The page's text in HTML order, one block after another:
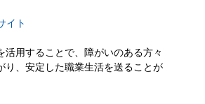
イト
活用することで、障がいのある方々
り、安定した職業生活を送ることが